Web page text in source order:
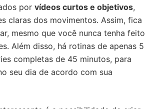
por vídeos curtos e objetivos,
claras dos movimentos. Assim, fica
mesmo que você nunca tenha feito
Além disso, há rotinas de apenas 5
completas de 45 minutos, para
seu dia de acordo com sua